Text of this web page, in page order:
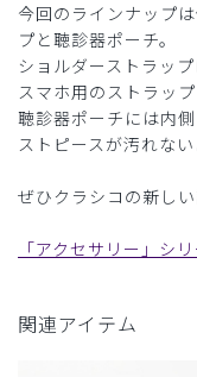
今回のラインナップ
プと聴診器ポーチ。
ショルダーストラッ
スマホ用のストラッ
聴診器ポーチには内
ストピースが汚れな
ぜひクラシコの新し
「アクセサリー」シ
関連アイテム